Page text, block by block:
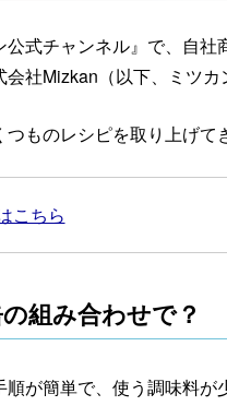
式チャンネル』で、自
社Mizkan（以下、ミツカ
ものレシピを取り上げて
こちら
組み合わせで？
が簡単で、使う調味料が